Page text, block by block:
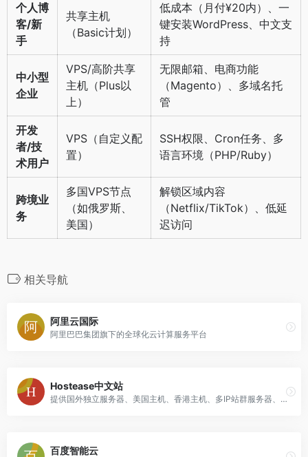
个人博
客/新
手
共享主机
（Basic计划）
低成本（月付¥20内）、一
键安装WordPress、中文支
持
中小型
企业
VPS/高阶共享
主机（Plus以
上）
无限邮箱、电商功能
（Magento）、多域名托
管
开发
者/技
术用户
VPS（自定义配
置）
SSH权限、Cron任务、多
语言环境（PHP/Ruby）
跨境业
务
多国VPS节点
（如俄罗斯、
美国）
解锁区域内容
（Netflix/TikTok）、低延
迟访问
相关导航
阿里云国际
阿里巴巴集团旗下的全球化云计算服务平台
Hostease中文站
提供国外独立服务器、美国主机、香港主机、多IP站群服务器、VPS云主机、高防服务器租用以及网站建设、域名注册、SEO市场推广等产品服务，让企业外贸出海更加方便安全。
百度智能云